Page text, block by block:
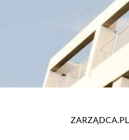
ZARZĄDCA.PL